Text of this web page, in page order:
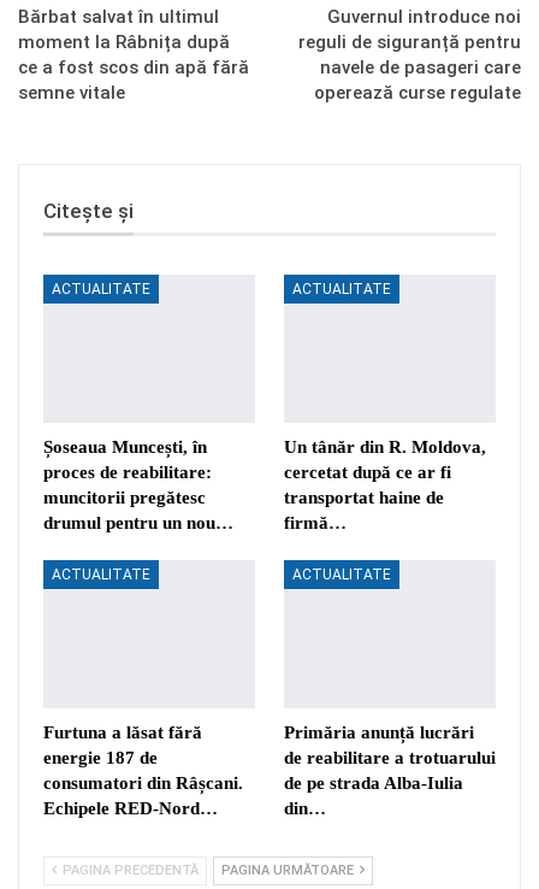
Bărbat salvat în ultimul
moment la Râbnița după
ce a fost scos din apă fără
semne vitale
Guvernul introduce noi
reguli de siguranță pentru
navele de pasageri care
operează curse regulate
Citește și
ACTUALITATE
Șoseaua Muncești, în
proces de reabilitare:
muncitorii pregătesc
drumul pentru un nou…
ACTUALITATE
Un tânăr din R. Moldova,
cercetat după ce ar fi
transportat haine de
firmă…
ACTUALITATE
Furtuna a lăsat fără
energie 187 de
consumatori din Râșcani.
Echipele RED-Nord…
ACTUALITATE
Primăria anunță lucrări
de reabilitare a trotuarului
de pe strada Alba-Iulia
din…
PAGINA PRECEDENTĂ PAGINA URMĂTOARE